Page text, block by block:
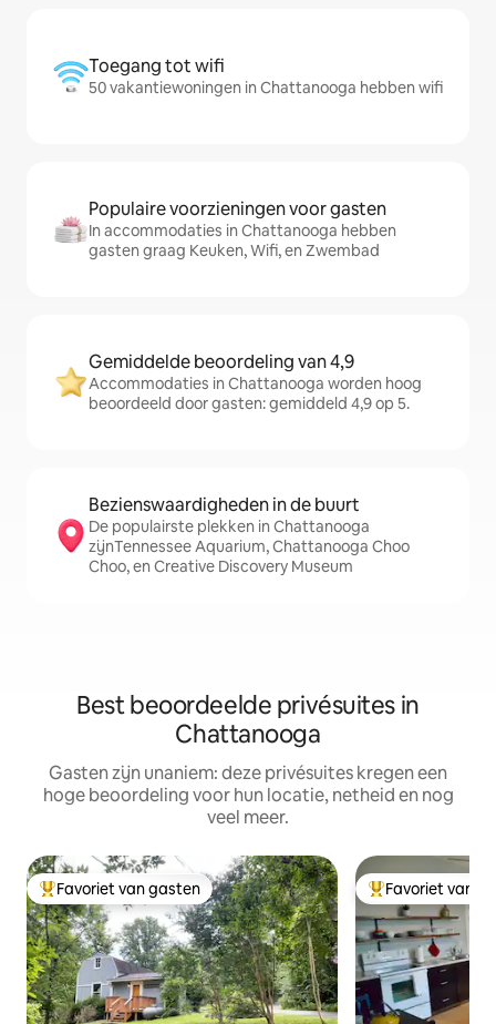
Toegang tot wifi
50 vakantiewoningen in Chattanooga hebben wifi
Populaire voorzieningen voor gasten
In accommodaties in Chattanooga hebben
gasten graag Keuken, Wifi, en Zwembad
Gemiddelde beoordeling van 4,9
Accommodaties in Chattanooga worden hoog
beoordeeld door gasten: gemiddeld 4,9 op 5.
Bezienswaardigheden in de buurt
De populairste plekken in Chattanooga
zijnTennessee Aquarium, Chattanooga Choo
Choo, en Creative Discovery Museum
Best beoordeelde privésuites in
Chattanooga
Gasten zijn unaniem: deze privésuites kregen een
hoge beoordeling voor hun locatie, netheid en nog
veel meer.
Topfavoriet van gasten
Favoriet van gasten Topfavoriet van
Favoriet van